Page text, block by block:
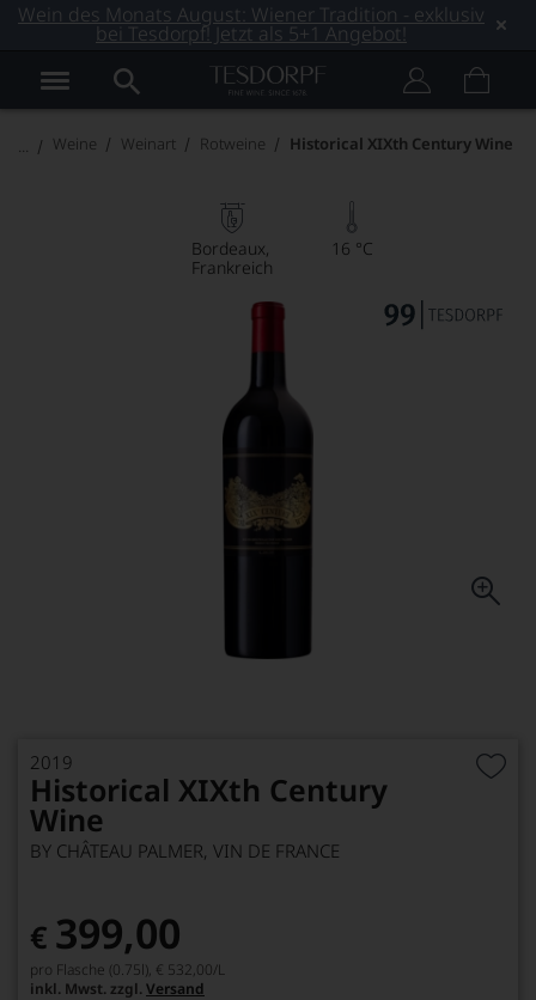
Wein des Monats August: Wiener Tradition - exklusiv
bei Tesdorpf! Jetzt als 5+1 Angebot!
Weine Weinart Rotweine Historical XIXth Century Wine
Bordeaux
Frankreich
16 °C
2019
Historical XIXth Century
Wine
BY CHÂTEAU PALMER, VIN DE FRANCE
€ 399,00
pro Flasche (0.75l), € 532,00/L
inkl. Mwst. zzgl. Versand